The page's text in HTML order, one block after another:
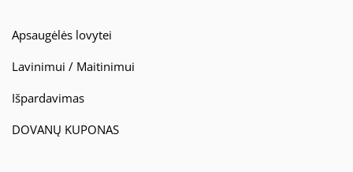
Apsaugėlės lovytei
Lavinimui / Maitinimui
Išpardavimas
DOVANŲ KUPONAS